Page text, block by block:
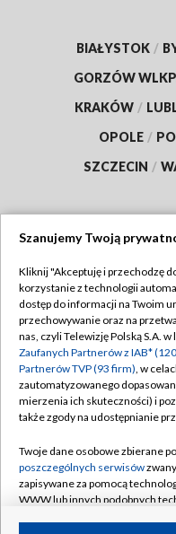
BIAŁYSTOK /
GORZÓW
KRAKÓW /
OPOLE /
SZCZECIN /
Abonament TVP
Emisja w TVP
Centrum informacji
Naziemna Telewizja
Rada Programowa
System NOS
Informacje o nadawcy
Szanujemy Twoją
Kliknij "Akceptuję i przechodzę
korzystanie z technologii
dostęp do informacji na Twoim
przechowywanie oraz na
nas, czyli Telewizję Polską S.A.
Zaufanych Partnerów z IAB*
Partnerów TVP (93 firm), w
zautomatyzowanego
mierzenia ich skuteczności) i
także zgody na udostępnianie
Twoje dane osobowe zbierane
poszczególnych serwisów
zapisywane za pomocą
WWW lub innych podobnych